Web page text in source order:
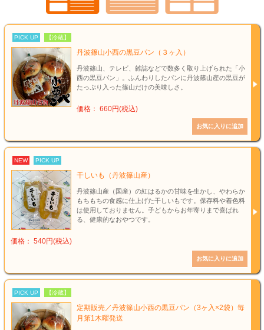
PICK UP 【冷蔵】
丹波篠山小西の黒豆パン（３ヶ入）
丹波篠山、テレビ、雑誌などで数多く取り上げられた「小
西の黒豆パン」。ふんわりしたパンに丹波篠山産の黒豆が
たっぷり入った篠山だけの美味しさ。
価格： 660円(税込)
NEW PICK UP
干しいも（丹波篠山産）
丹波篠山産（国産）の紅はるかの甘味を生かし、やわらか
もちもちの食感に仕上げた干しいもです。保存料や着色料
は使用しておりません。子どもからお年寄りまで喜ばれ
る、健康的なおやつです。
価格： 540円(税込)
PICK UP 【冷蔵】
定期販売／丹波篠山小西の黒豆パン（3ヶ入×2袋）毎
月第1木曜発送